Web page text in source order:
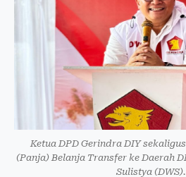
Ketua DPD Gerindra DIY
(Panja) Belanja Transfer ke Daerah
Sulistya